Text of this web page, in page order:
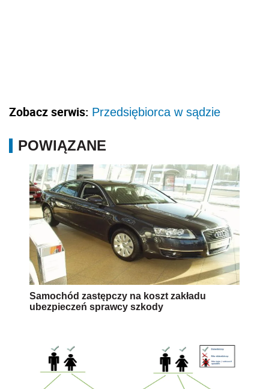
Zobacz serwis: Przedsiębiorca w sądzie
POWIĄZANE
Samochód zastępczy na koszt zakładu
ubezpieczeń sprawcy szkody